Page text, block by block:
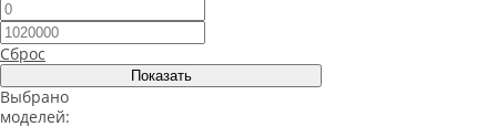
Сброс
Выбрано
моделей: